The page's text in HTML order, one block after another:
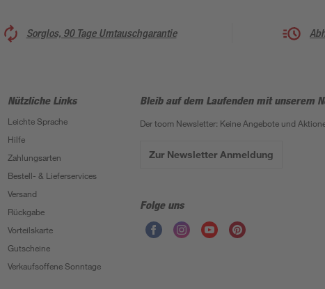
Sorglos, 90 Tage Umtauschgarantie
Nützliche Links
Leichte Sprache
Hilfe
Zahlungsarten
Bestell- & Lieferservices
Versand
Rückgabe
Vorteilskarte
Gutscheine
Verkaufsoffene Sonntage
Bleib auf dem Laufenden mit unserem
Der toom Newsletter: Keine Angebote und
Zur Newsletter Anmeldung
Folge uns